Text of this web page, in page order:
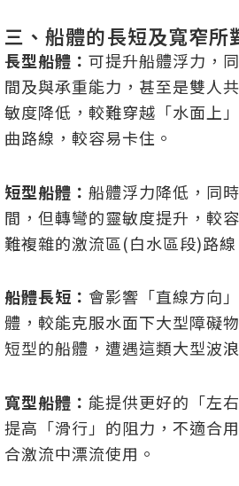
三、船體的長短及寬窄所
長型船體： 可提升船體浮力，
間及與承重能力，甚至是雙人
敏度降低，較難穿越「水面上
曲路線，較容易卡住。
短型船體： 船體浮力降低，同
間，但轉彎的靈敏度提升，較
難複雜的激流區(白水區段)路線
船體長短： 會影響「直線方向
體，較能克服水面下大型障礙
短型的船體，遭遇這類大型波
寬型船體： 能提供更好的「左
提高「滑行」的阻力，不適合
合激流中漂流使用。